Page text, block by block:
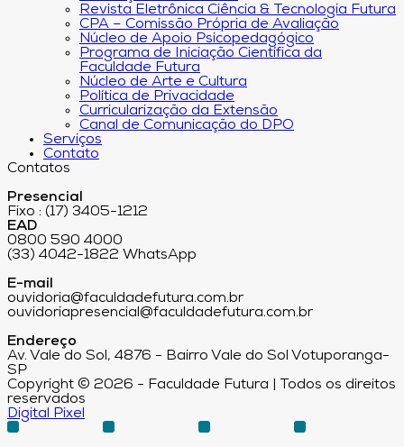
Revista Eletrônica Ciência & Tecnologia Futura
CPA – Comissão Própria de Avaliação
Núcleo de Apoio Psicopedagógico
Programa de Iniciação Científica da
Faculdade Futura
Núcleo de Arte e Cultura
Política de Privacidade
Curricularização da Extensão
Canal de Comunicação do DPO
Serviços
Contato
Contatos
Presencial
Fixo : (17) 3405-1212
EAD
0800 590 4000
(33) 4042-1822 WhatsApp
E-mail
ouvidoria@faculdadefutura.com.br
ouvidoriapresencial@faculdadefutura.com.br
Endereço
Av. Vale do Sol, 4876 - Bairro Vale do Sol Votuporanga-
SP
Copyright © 2026 - Faculdade Futura | Todos os direitos
reservados
Digital Pixel